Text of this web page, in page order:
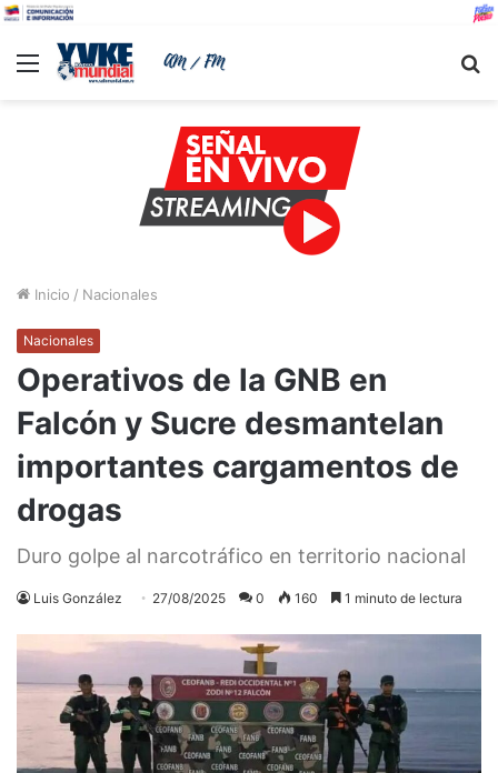
Menu
Inicio / Nacionales
Nacionales
Operativos de la GNB en
Falcón y Sucre desmantelan
importantes cargamentos de
drogas
Duro golpe al narcotráfico en territorio nacional
Luis González 27/08/2025 0 160 1 minuto de lectura